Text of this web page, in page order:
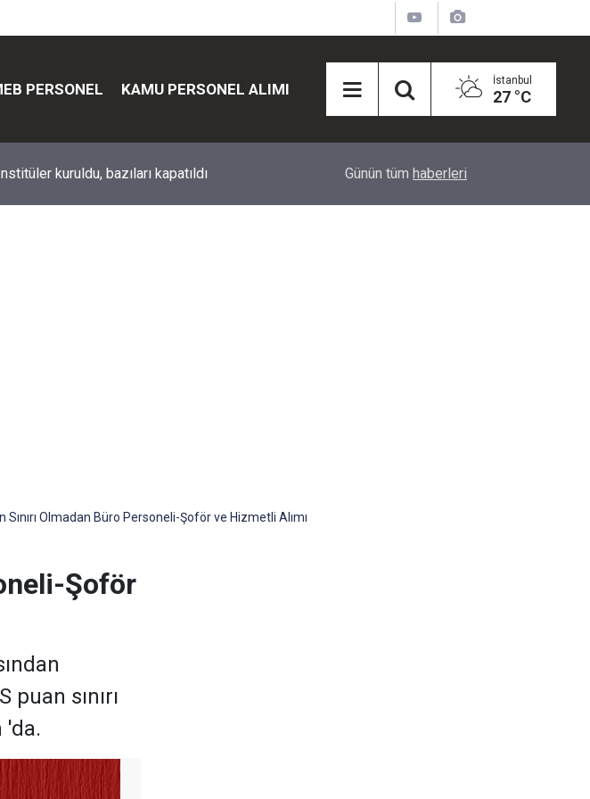
PERSONEL KAMU PERSONEL ALIMI İstanbul
27 °C
değişti, yeni isimler atandı Eğiti Bir Sen'den Kadınlar İçin Olay Teklif:
Günün tüm haberleri
Sınırı Olmadan Büro Personeli-Şoför ve Hizmetli Alımı
Şoför
sınırı
'da.